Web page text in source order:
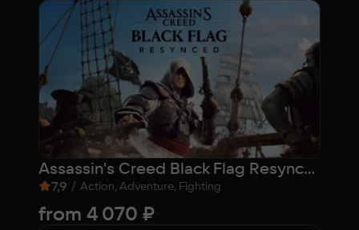
Assassin's Creed Black Flag Resynced
7,9 / Action, Adventure, Fighting
from 4 070 ₽